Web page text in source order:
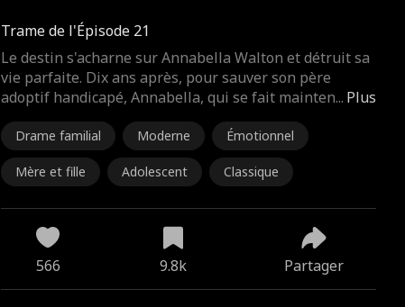
Trame de l'Épisode 21
Plus
Le destin s'acharne sur Annabella Walton et détruit sa
vie parfaite. Dix ans après, pour sauver son père
adoptif handicapé, Annabella, qui se fait mainten...
Drame familial Moderne Émotionnel
Mère et fille Adolescent Classique
566 9.8k Partager